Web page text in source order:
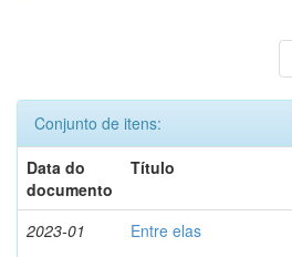
Conjunto de itens:
Data do
documento
Título
2023-01 Entre elas